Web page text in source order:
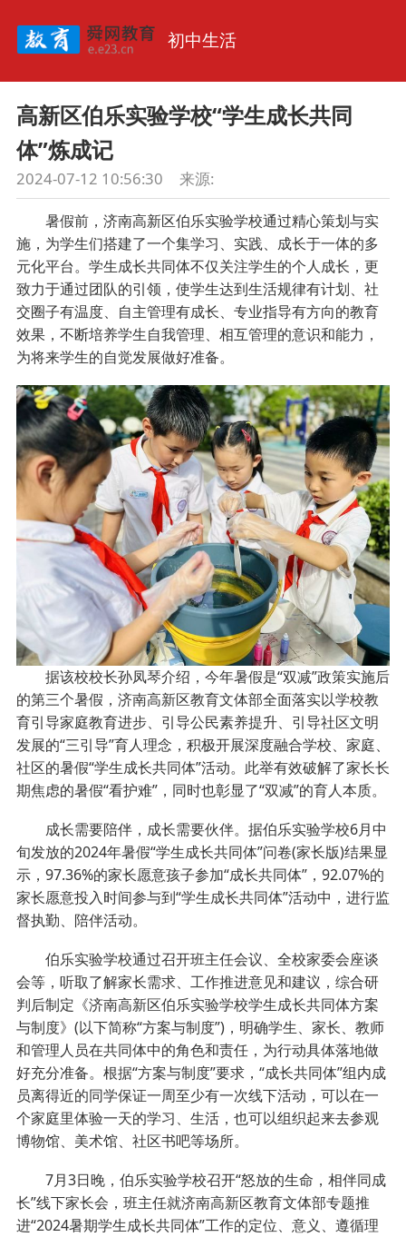
初中生活
高新区伯乐实验学校“学生成长共同
体”炼成记
2024-07-12 10:56:30 来源:
暑假前，济南高新区伯乐实验学校通过精心策划与实
施，为学生们搭建了一个集学习、实践、成长于一体的多
元化平台。学生成长共同体不仅关注学生的个人成长，更
致力于通过团队的引领，使学生达到生活规律有计划、社
交圈子有温度、自主管理有成长、专业指导有方向的教育
效果，不断培养学生自我管理、相互管理的意识和能力，
为将来学生的自觉发展做好准备。
据该校校长孙凤琴介绍，今年暑假是“双减”政策实施后
的第三个暑假，济南高新区教育文体部全面落实以学校教
育引导家庭教育进步、引导公民素养提升、引导社区文明
发展的“三引导”育人理念，积极开展深度融合学校、家庭、
社区的暑假“学生成长共同体”活动。此举有效破解了家长长
期焦虑的暑假“看护难”，同时也彰显了“双减”的育人本质。
成长需要陪伴，成长需要伙伴。据伯乐实验学校6月中
旬发放的2024年暑假“学生成长共同体”问卷(家长版)结果显
示，97.36%的家长愿意孩子参加“成长共同体”，92.07%的
家长愿意投入时间参与到“学生成长共同体”活动中，进行监
督执勤、陪伴活动。
伯乐实验学校通过召开班主任会议、全校家委会座谈
会等，听取了解家长需求、工作推进意见和建议，综合研
判后制定《济南高新区伯乐实验学校学生成长共同体方案
与制度》(以下简称“方案与制度”)，明确学生、家长、教师
和管理人员在共同体中的角色和责任，为行动具体落地做
好充分准备。根据“方案与制度”要求，“成长共同体”组内成
员离得近的同学保证一周至少有一次线下活动，可以在一
个家庭里体验一天的学习、生活，也可以组织起来去参观
博物馆、美术馆、社区书吧等场所。
7月3日晚，伯乐实验学校召开“怒放的生命，相伴同成
长”线下家长会，班主任就济南高新区教育文体部专题推
进“2024暑期学生成长共同体”工作的定位、意义、遵循理